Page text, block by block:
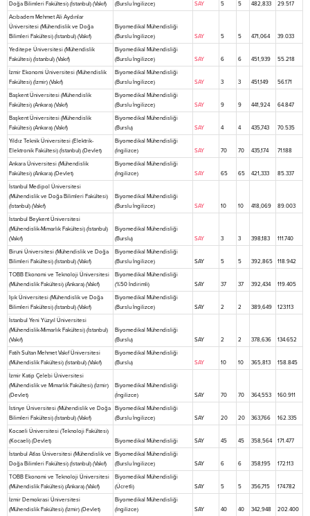
Doğa Bilimleri Fakültesi) (İstanbul) (Vakıf)
(Burslu İngilizce)
SAY 5 5 482,833 29.517
Acıbadem Mehmet Ali Aydınlar
Üniversitesi (Mühendislik ve Doğa
Bilimleri Fakültesi) (İstanbul) (Vakıf)
Biyomedikal Mühendisliği
(Burslu İngilizce)
SAY 5 5 471,064 39.033
Yeditepe Üniversitesi (Mühendislik
Fakültesi) (İstanbul) (Vakıf)
Biyomedikal Mühendisliği
(Burslu İngilizce)
SAY 6 6 451,939 55.218
İzmir Ekonomi Üniversitesi (Mühendislik
Fakültesi) (İzmir) (Vakıf)
Biyomedikal Mühendisliği
(Burslu İngilizce)
SAY 3 3 451,149 56.171
Başkent Üniversitesi (Mühendislik
Fakültesi) (Ankara) (Vakıf)
Biyomedikal Mühendisliği
(Burslu İngilizce)
SAY 9 9 441,924 64.847
Başkent Üniversitesi (Mühendislik
Fakültesi) (Ankara) (Vakıf)
Biyomedikal Mühendisliği
(Burslu)
SAY 4 4 435,743 70.535
Yıldız Teknik Üniversitesi (Elektrik-
Elektronik Fakültesi) (İstanbul) (Devlet)
Biyomedikal Mühendisliği
(İngilizce)
SAY 70 70 435,174 71.188
Ankara Üniversitesi (Mühendislik
Fakültesi) (Ankara) (Devlet)
Biyomedikal Mühendisliği
(İngilizce)
SAY 65 65 421,333 85.337
İstanbul Medipol Üniversitesi
(Mühendislik ve Doğa Bilimleri Fakültesi)
(İstanbul) (Vakıf)
Biyomedikal Mühendisliği
(Burslu İngilizce)
SAY 10 10 418,069 89.003
İstanbul Beykent Üniversitesi
(Mühendislik-Mimarlık Fakültesi) (İstanbul)
(Vakıf)
Biyomedikal Mühendisliği
(Burslu)
SAY 3 3 398,183 111.740
Biruni Üniversitesi (Mühendislik ve Doğa
Bilimleri Fakültesi) (İstanbul) (Vakıf)
Biyomedikal Mühendisliği
(Burslu İngilizce)
SAY 5 5 392,865 118.942
TOBB Ekonomi ve Teknoloji Üniversitesi
(Mühendislik Fakültesi) (Ankara) (Vakıf)
Biyomedikal Mühendisliği
(%50 İndirimli)
SAY 37 37 392,434 119.405
Işık Üniversitesi (Mühendislik ve Doğa
Bilimleri Fakültesi) (İstanbul) (Vakıf)
Biyomedikal Mühendisliği
(Burslu İngilizce)
SAY 2 2 389,649 123.113
İstanbul Yeni Yüzyıl Üniversitesi
(Mühendislik-Mimarlık Fakültesi) (İstanbul)
(Vakıf)
Biyomedikal Mühendisliği
(Burslu)
SAY 2 2 378,636 134.652
Fatih Sultan Mehmet Vakıf Üniversitesi
(Mühendislik Fakültesi) (İstanbul) (Vakıf)
Biyomedikal Mühendisliği
(Burslu)
SAY 10 10 365,813 158.845
İzmir Katip Çelebi Üniversitesi
(Mühendislik ve Mimarlık Fakültesi) (İzmir)
(Devlet)
Biyomedikal Mühendisliği
(İngilizce)
SAY 70 70 364,553 160.911
İstinye Üniversitesi (Mühendislik ve Doğa
Bilimleri Fakültesi) (İstanbul) (Vakıf)
Biyomedikal Mühendisliği
(Burslu İngilizce)
SAY 20 20 363,766 162.335
Kocaeli Üniversitesi (Teknoloji Fakültesi)
(Kocaeli) (Devlet)
Biyomedikal Mühendisliği SAY 45 45 358,564 171.477
İstanbul Atlas Üniversitesi (Mühendislik ve
Doğa Bilimleri Fakültesi) (İstanbul) (Vakıf)
Biyomedikal Mühendisliği
(Burslu İngilizce)
SAY 6 6 358,195 172.113
TOBB Ekonomi ve Teknoloji Üniversitesi
(Mühendislik Fakültesi) (Ankara) (Vakıf)
Biyomedikal Mühendisliği
(Ücretli)
SAY 5 5 356,715 174.782
İzmir Demokrasi Üniversitesi
(Mühendislik Fakültesi) (İzmir) (Devlet)
Biyomedikal Mühendisliği
(İngilizce)
SAY 40 40 342,948 202.400